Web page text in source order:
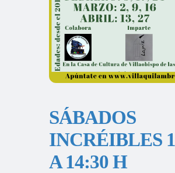
SÁBADOS
INCRÉIBLES
A 14:30 H